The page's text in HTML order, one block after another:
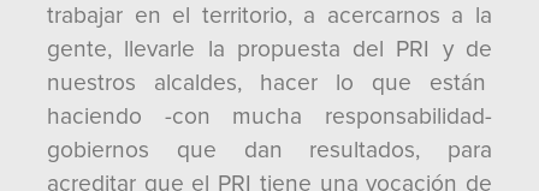
trabajar en el territorio, a acercarnos a la
gente, llevarle la propuesta del PRI y de
nuestros alcaldes, hacer lo que están
haciendo -con mucha responsabilidad-
gobiernos que dan resultados, para
acreditar que el PRI tiene una vocación de